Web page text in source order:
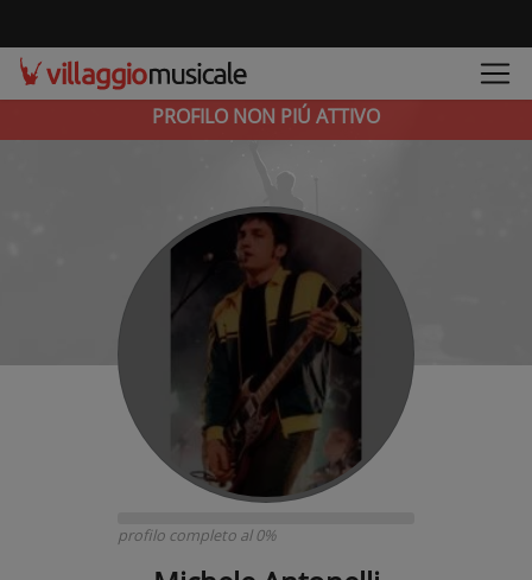
PROFILO NON PIÚ ATTIVO
profilo completo al 0%